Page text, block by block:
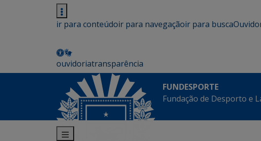
ir para conteúdoir para navegaçãoir para busca
ouvidoriatransparência
FUNDESPORTE
Fundação de Desporto e